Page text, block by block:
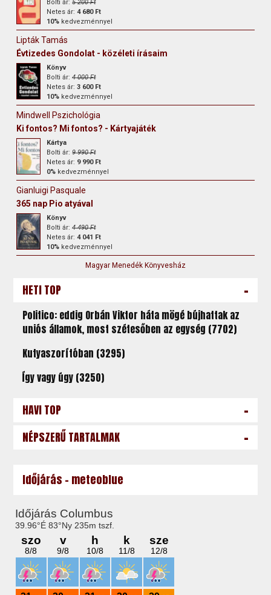
Bolti ár:5 200 Ft
Netes ár:4 680 Ft
10% kedvezménnyel
Lipták Tamás
Évtizedes Gondolat - közéleti írásaim
Könyv
Bolti ár:4 000 Ft
Netes ár:3 600 Ft
10% kedvezménnyel
Mindwell Pszichológia
Ki fontos? Mi fontos? - Kártyajáték
Kártya
Bolti ár:9 990 Ft
Netes ár: 9 990 Ft
0% kedvezménnyel
Gianluigi Pasquale
365 nap Pio atyával
Könyv
Bolti ár:4 490 Ft
Netes ár:4 041 Ft
10% kedvezménnyel
Magyar Menedék Könyvesház
HETI TOP -
Politico: eddig Orbán Viktor háta mögé bújhattak az
uniós államok, most szétesőben az egység (7702)
Kutyaszorítóban (3295)
Így vagy úgy (3250)
HAVI TOP -
NÉPSZERŰ TARTALMAK -
Időjárás - meteoblue